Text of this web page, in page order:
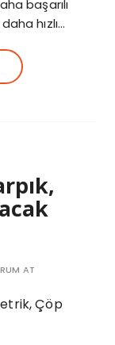
başarılı
hızlı…
AT